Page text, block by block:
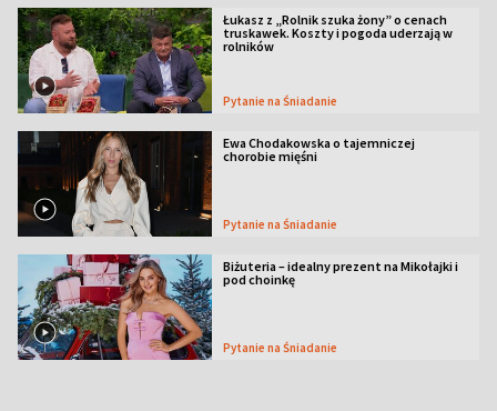
Łukasz z „Rolnik szuka żony” o cenach
truskawek. Koszty i pogoda uderzają w
rolników
Pytanie na Śniadanie
Ewa Chodakowska o tajemniczej
chorobie mięśni
Pytanie na Śniadanie
Biżuteria – idealny prezent na Mikołajki i
pod choinkę
Pytanie na Śniadanie